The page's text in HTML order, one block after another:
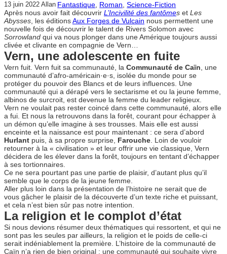
13 juin 2022 Allan Fantastique, Roman, Science-Fiction
Après nous avoir fait découvrir L’Incivilité des fantômes et Les
Abysses, les éditionsAux Forges de Vulcain nous permettent une
nouvelle fois de découvrir le talent de Rivers Solomon avec
Sorrowland qui va nous plonger dans une Amérique toujours aussi
clivée et clivante en compagnie de Vern…
Vern, une adolescente en fuite
Vern fuit. Vern fuit sa communauté, la Communauté de Caïn, une
communauté d’afro-américain·e·s, isolée du monde pour se
protéger du pouvoir des Blancs et de leurs influences. Une
communauté qui a dérapé vers le sectarisme et ou la jeune femme,
albinos de surcroit, est devenue la femme du leader religieux.
Vern ne voulait pas rester coincé dans cette communauté, alors elle
a fui. Et nous la retrouvons dans la forêt, courant pour échapper à
un démon qu’elle imagine à ses trousses. Mais elle est aussi
enceinte et la naissance est pour maintenant : ce sera d’abord
Hurlant puis, à sa propre surprise, Farouche. Loin de vouloir
retourner à la « civilisation » et leur offrir une vie classique, Vern
décidera de les élever dans la forêt, toujours en tentant d’échapper
à ses tortionnaires.
Ce ne sera pourtant pas une partie de plaisir, d’autant plus qu’il
semble que le corps de la jeune femme.
Aller plus loin dans la présentation de l’histoire ne serait que de
vous gâcher le plaisir de la découverte d’un texte riche et puissant,
et cela n’est bien sûr pas notre intention.
La religion et le complot d’état
Si nous devions résumer deux thématiques qui ressortent, et qui ne
sont pas les seules par ailleurs, la religion et le poids de celle-ci
serait indéniablement la première. L’histoire de la communauté de
Caïn n’a rien de bien original : une communauté qui souhaite vivre